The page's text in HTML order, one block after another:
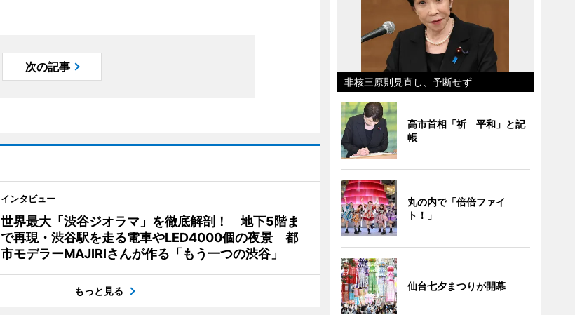
次の記事
インタビュー
世界最大「渋谷ジオラマ」を徹底解剖！ 地下5階ま
で再現・渋谷駅を走る電車やLED4000個の夜景 都
市モデラーMAJIRIさんが作る「もう一つの渋谷」
もっと見る
非核三原則見直し、予断せず
高市首相「祈 平和」と記
帳
丸の内で「倍倍ファイ
ト！」
仙台七夕まつりが開幕